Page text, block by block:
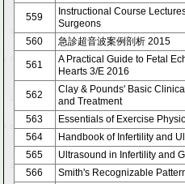
559
Instructional Course
Surgeons
560
急診超音波案例剖析 2015
561
A Practical Guide to Fetal
Hearts 3/E 2016
562
Clay & Pounds' Basic
and Treatment
563
Essentials of Exercise
564
Handbook of Infertility and
565
Ultrasound in Infertility and
566
Smith's Recognizable